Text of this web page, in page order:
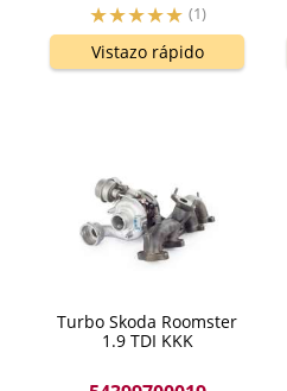
(1)
Vistazo rápido
Turbo Skoda Roomster
1.9 TDI KKK